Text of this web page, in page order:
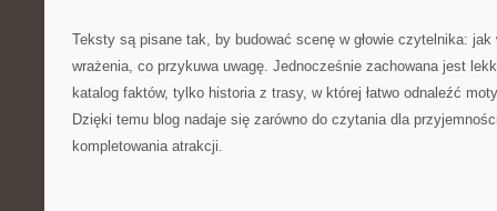
Teksty są pisane tak, by budować scenę w głowie czytelnika:
wrażenia, co przykuwa uwagę. Jednocześnie zachowana jest
katalog faktów, tylko historia z trasy, w której łatwo odnaleźć
Dzięki temu blog nadaje się zarówno do czytania dla
kompletowania atrakcji.